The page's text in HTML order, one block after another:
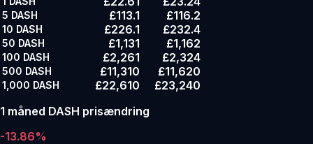
5 DASH £113.1 £116.2
10 DASH £226.1 £232.4
50 DASH £1,131 £1,162
100 DASH £2,261 £2,324
500 DASH £11,310 £11,620
1,000 DASH £22,610
£23,240
1 måned DASH prisændring
-13.86%